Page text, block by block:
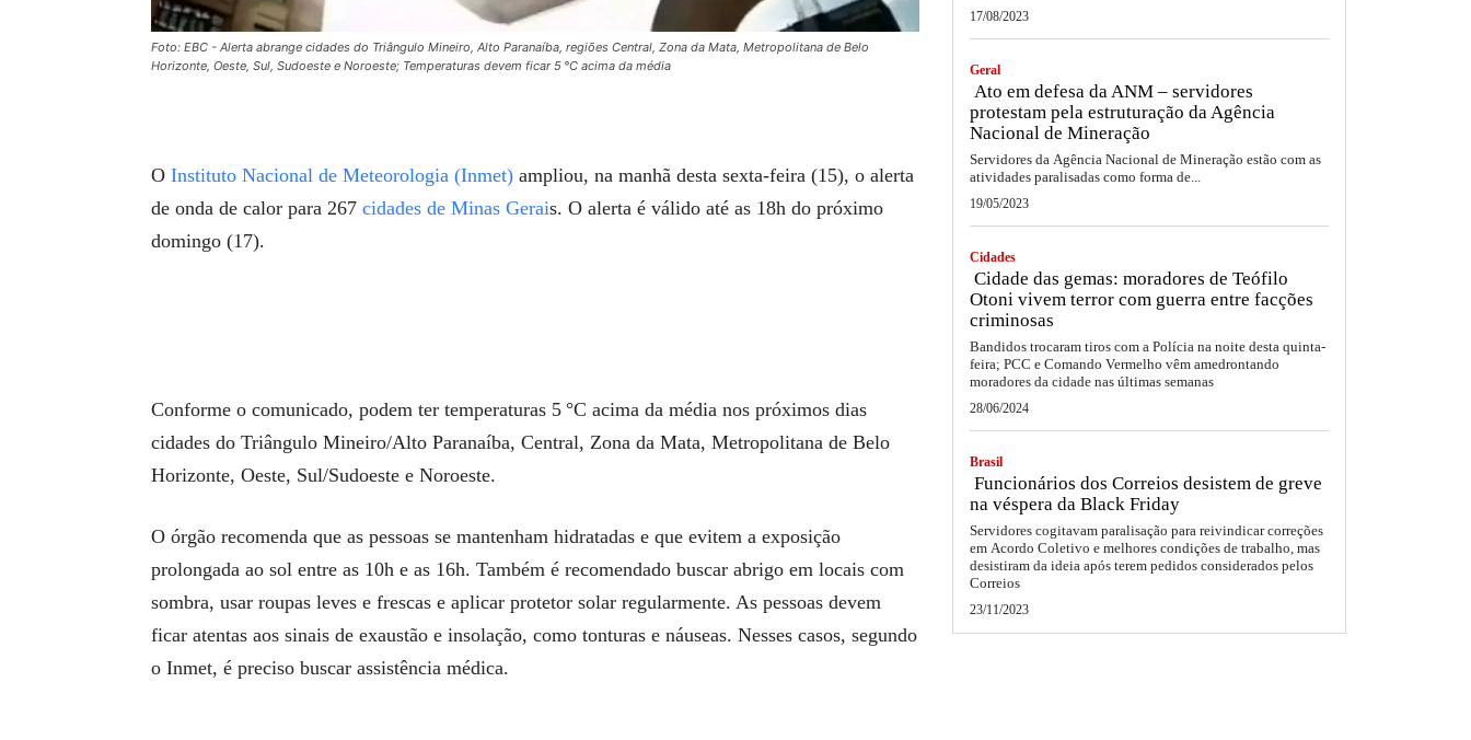
Foto: EBC - Alerta abrange cidades do Triângulo Mineiro, Alto Paranaíba, regiões Central, Zona da Mata, Metropolitana de Belo
Horizonte, Oeste, Sul, Sudoeste e Noroeste; Temperaturas devem ficar 5 °C acima da média
O Instituto Nacional de Meteorologia (Inmet) ampliou, na manhã desta sexta-feira (15), o alerta
de onda de calor para 267 cidades de Minas Gerais. O alerta é válido até as 18h do próximo
domingo (17).
Conforme o comunicado, podem ter temperaturas 5 °C acima da média nos próximos dias
cidades do Triângulo Mineiro/Alto Paranaíba, Central, Zona da Mata, Metropolitana de Belo
Horizonte, Oeste, Sul/Sudoeste e Noroeste.
O órgão recomenda que as pessoas se mantenham hidratadas e que evitem a exposição
prolongada ao sol entre as 10h e as 16h. Também é recomendado buscar abrigo em locais com
sombra, usar roupas leves e frescas e aplicar protetor solar regularmente. As pessoas devem
ficar atentas aos sinais de exaustão e insolação, como tonturas e náuseas. Nesses casos, segundo
o Inmet, é preciso buscar assistência médica.
17/08/2023
Geral
Ato em defesa da ANM – servidores
protestam pela estruturação da Agência
Nacional de Mineração
Servidores da Agência Nacional de Mineração estão com as
atividades paralisadas como forma de...
19/05/2023
Cidades
Cidade das gemas: moradores de Teófilo
Otoni vivem terror com guerra entre facções
criminosas
Bandidos trocaram tiros com a Polícia na noite desta quinta-
feira; PCC e Comando Vermelho vêm amedrontando
moradores da cidade nas últimas semanas
28/06/2024
Brasil
Funcionários dos Correios desistem de greve
na véspera da Black Friday
Servidores cogitavam paralisação para reivindicar correções
em Acordo Coletivo e melhores condições de trabalho, mas
desistiram da ideia após terem pedidos considerados pelos
Correios
23/11/2023